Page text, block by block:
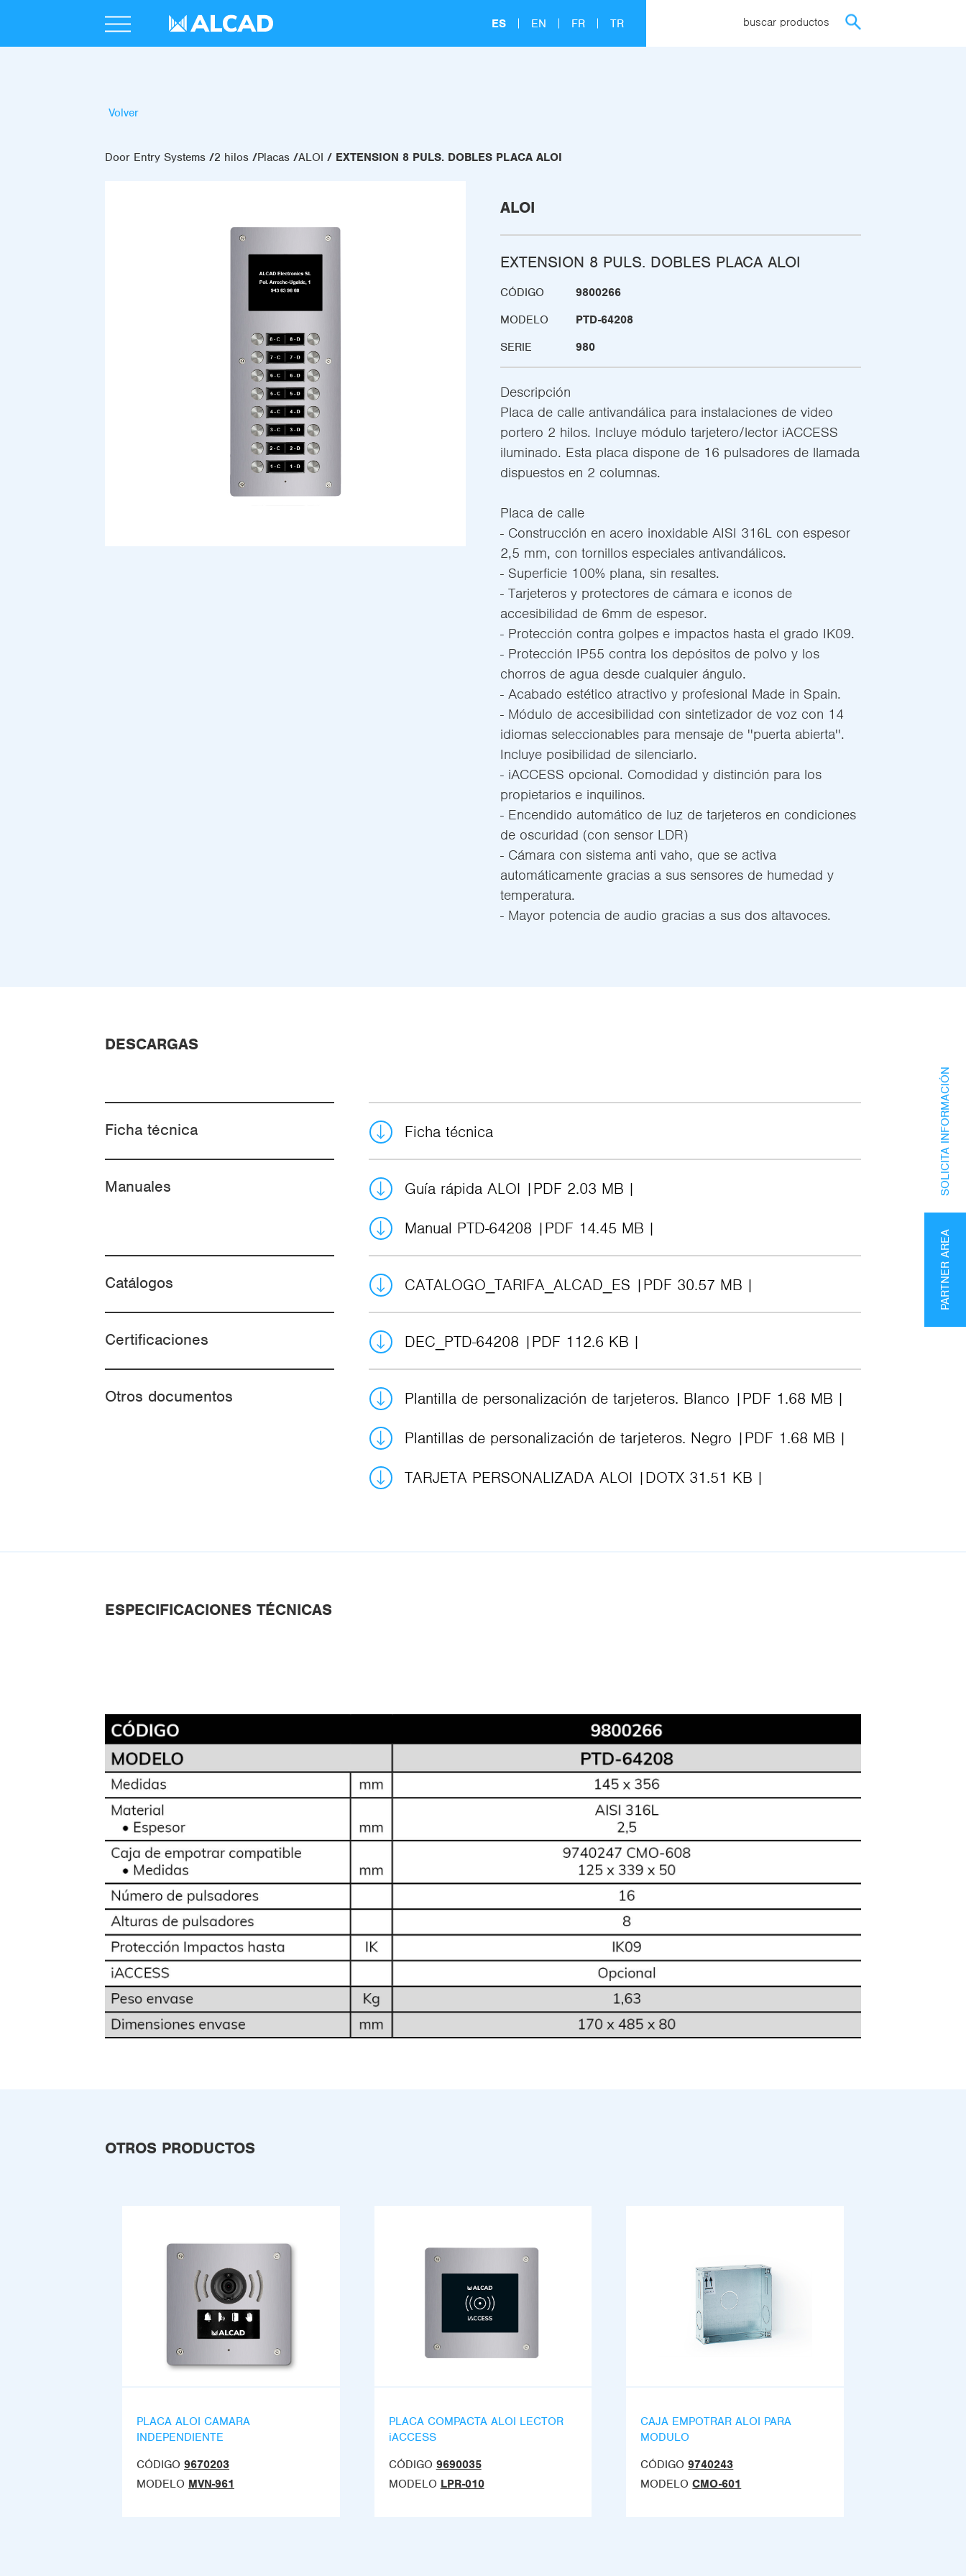
ES EN FR TR buscar productos
Volver
Door Entry Systems 2 hilos Placas ALOI EXTENSION 8 PULS. DOBLES PLACA ALOI
ALOI
EXTENSION 8 PULS. DOBLES PLACA ALOI
CÓDIGO
9800266
MODELO
PTD-64208
SERIE
980
Descripción
Placa de calle antivandálica para instalaciones de video
portero 2 hilos. Incluye módulo tarjetero/lector iACCESS
iluminado. Esta placa dispone de 16 pulsadores de llamada
dispuestos en 2 columnas.
Placa de calle
- Construcción en acero inoxidable AISI 316L con espesor
2,5 mm, con tornillos especiales antivandálicos.
- Superficie 100% plana, sin resaltes.
- Tarjeteros y protectores de cámara e iconos de
accesibilidad de 6mm de espesor.
- Protección contra golpes e impactos hasta el grado IK09.
- Protección IP55 contra los depósitos de polvo y los
chorros de agua desde cualquier ángulo.
- Acabado estético atractivo y profesional Made in Spain.
- Módulo de accesibilidad con sintetizador de voz con 14
idiomas seleccionables para mensaje de ''puerta abierta''.
Incluye posibilidad de silenciarlo.
- iACCESS opcional. Comodidad y distinción para los
propietarios e inquilinos.
- Encendido automático de luz de tarjeteros en condiciones
de oscuridad (con sensor LDR)
- Cámara con sistema anti vaho, que se activa
automáticamente gracias a sus sensores de humedad y
temperatura.
- Mayor potencia de audio gracias a sus dos altavoces.
DESCARGAS
Ficha técnica Ficha técnica
Manuales Guía rápida ALOI PDF 2.03 MB
Manual PTD-64208 PDF 14.45 MB
Catálogos CATALOGO_TARIFA_ALCAD_ES PDF 30.57 MB
Certificaciones DEC_PTD-64208 PDF 112.6 KB
Otros documentos Plantilla de personalización de tarjeteros. Blanco PDF 1.68 MB
Plantillas de personalización de tarjeteros. Negro PDF 1.68 MB
TARJETA PERSONALIZADA ALOI DOTX 31.51 KB
ESPECIFICACIONES TÉCNICAS
OTROS PRODUCTOS
PLACA ALOI CAMARA
INDEPENDIENTE
CÓDIGO 9670203
MODELO MVN-961
PLACA COMPACTA ALOI LECTOR
iACCESS
CÓDIGO 9690035
MODELO LPR-010
CAJA EMPOTRAR ALOI PARA
MODULO
CÓDIGO 9740243
MODELO CMO-601
PARTNER AREA
SOLICITA INFORMACIÓN